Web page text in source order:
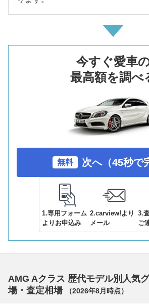
今すぐ愛車
最高額を調べ
無料 次へ（45秒で
1.専用フォーム
よりお申込み
2.carview!より
メール
3.
ご
AMG Aクラス 歴代モデル別人気
場・査定相場
（2026年8月 時点）